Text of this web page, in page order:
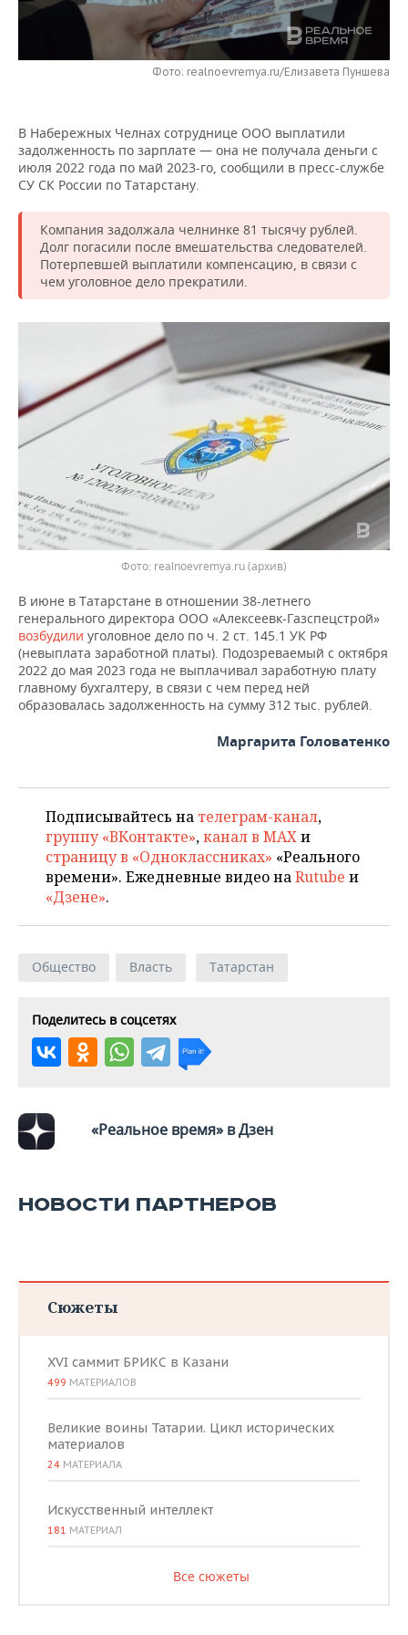
НЕФТЕХИМИЯ
ЭНЕРГЕТИКА
РОЗНИЧНАЯ ТОРГОВЛЯ
НОВОСТИ ТЕХНОЛОГИЙ
ТЕЛЕКОММУНИКАЦИИ
МЕРОПРИЯТИЯ
НОВОСТИ МЕРОПРИЯТИЙ
БИЗНЕС-БРАНЧИ
ОТКРЫТАЯ ЛЕКЦИЯ
ФУТБОЛ
БАСКЕТБОЛ
ВОЛЕЙБОЛ
КИБЕРСПОРТ
ФИГУРНОЕ КАТАНИЕ
ВОДНЫЕ ВИДЫ СПОРТА
НОВОСТИ ОБЩЕСТВА
ИНФРАСТРУКТУРА
ИСТОРИЯ
КУЛЬТУРА
МЕДИЦИНА
ОБРАЗОВАНИЕ
ФОТОГАЛЕРЕЯ
СПРАВОЧНИК
СПИСОК ПЕРСОН
СПИСОК КОМПАНИЙ
ПОЛНАЯ ВЕРСИЯ
Фото: realnoevremya.ru/Елизавета Пуншева
В Набережных Челнах сотруднице ООО выплатили
задолженность по зарплате — она не получала деньги с
июля 2022 года по май 2023-го, сообщили в пресс-службе
СУ СК России по Татарстану.
Компания задолжала челнинке 81 тысячу рублей.
Долг погасили после вмешательства следователей.
Потерпевшей выплатили компенсацию, в связи с
чем уголовное дело прекратили.
Фото: realnoevremya.ru (архив)
В июне в Татарстане в отношении 38-летнего
генерального директора ООО «Алексеевк-Газспецстрой»
возбудили уголовное дело по ч. 2 ст. 145.1 УК РФ
(невыплата заработной платы). Подозреваемый с октября
2022 до мая 2023 года не выплачивал заработную плату
главному бухгалтеру, в связи с чем перед ней
образовалась задолженность на сумму 312 тыс. рублей.
Маргарита Головатенко
Подписывайтесь на телеграм-канал,
группу «ВКонтакте»,канал в MAXи
страницу в «Одноклассниках» «Реального
времени». Ежедневные видео наRutube и
«Дзене».
Общество Власть Татарстан
Поделитесь в соцсетях
«Реальное время» в Дзен
НОВОСТИ ПАРТНЕРОВ
Сюжеты
XVI саммит БРИКС в Казани
499 МАТЕРИАЛОВ
Великие воины Татарии. Цикл исторических
материалов
24 МАТЕРИАЛА
Искусственный интеллект
181 МАТЕРИАЛ
Все сюжеты